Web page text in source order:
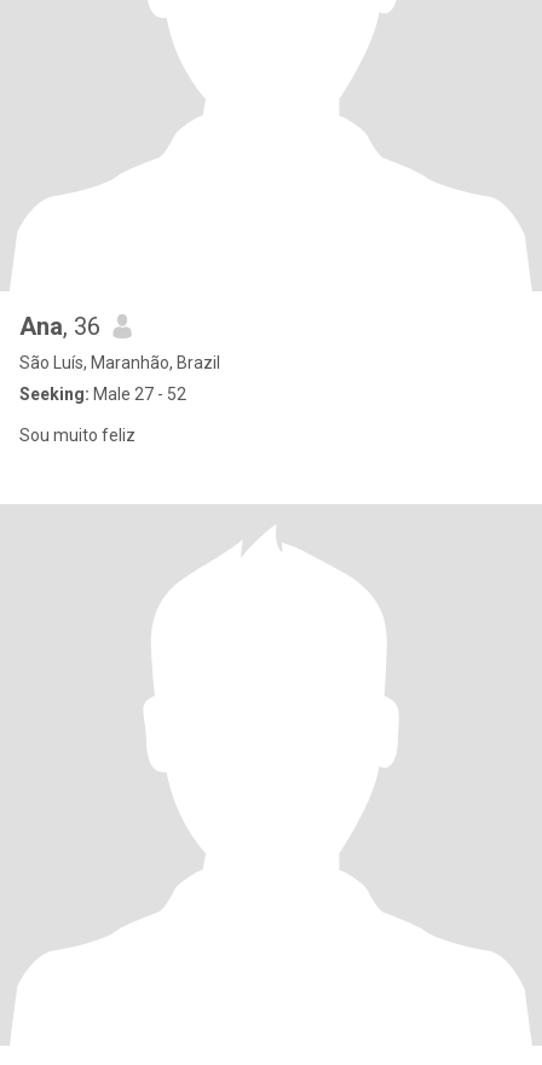
Ana, 36
São Luís, Maranhão, Brazil
Seeking: Male 27 - 52
Sou muito feliz